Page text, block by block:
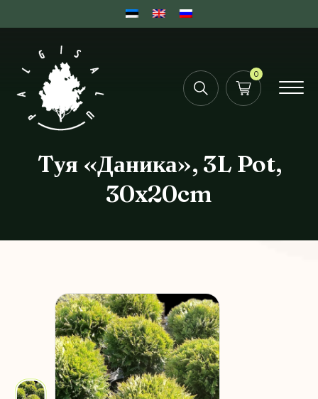
0
Tуя «Даника», 3L Pot,
30x20cm